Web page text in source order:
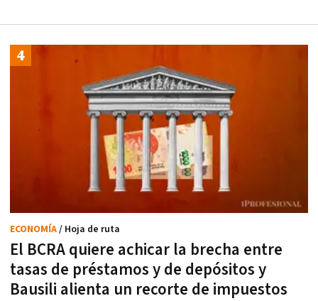
El BCRA quiere achicar la brecha entre
tasas de préstamos y de depósitos y
Bausili alienta un recorte de impuestos
ECONOMÍA/ Hoja de ruta